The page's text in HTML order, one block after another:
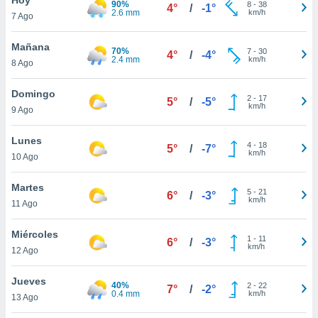
y
en
más
de
7 Ago
90%
2.6 mm
4° / -1° 8- 38
km/h
Mañana
8 Ago
70%
2.4 mm
4° / -4° 7- 30
km/h
Domingo
9 Ago
5° / -5° 2- 17
km/h
Lunes
10 Ago
5° / -7° 4- 18
km/h
Martes
11 Ago
6° / -3° 5- 21
km/h
Miércoles
12 Ago
6° / -3° 1 - 11
km/h
Jueves
13 Ago
40%
0.4 mm
7° / -2° 2- 22
km/h